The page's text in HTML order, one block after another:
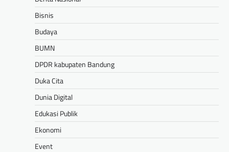
Bisnis
Budaya
BUMN
DPDR kabupaten Bandung
Duka Cita
Dunia Digital
Edukasi Publik
Ekonomi
Event